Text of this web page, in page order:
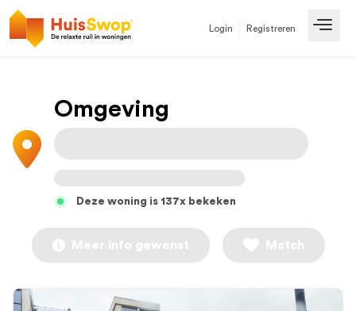
Login Registreren
Omgeving
Deze woning is 137x bekeken
Meer info gewenst Match